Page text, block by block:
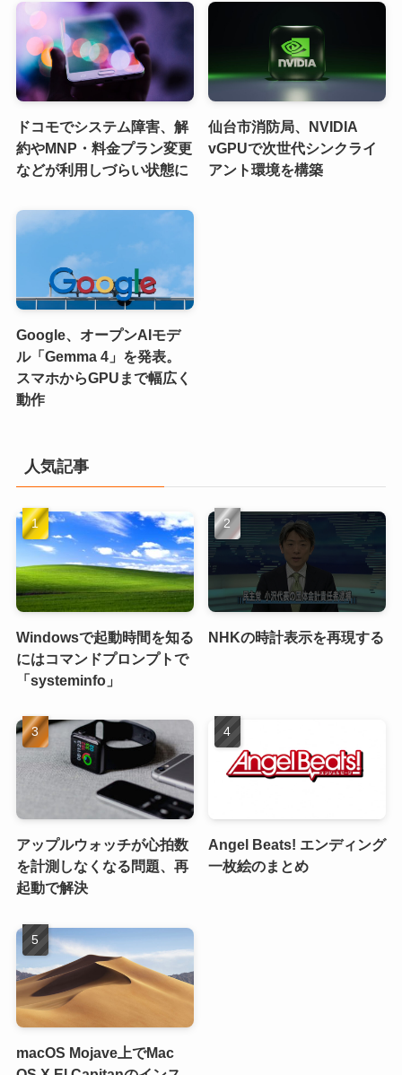
ドコモでシステム障害、解
約やMNP・料金プラン変更
などが利用しづらい状態に
仙台市消防局、NVIDIA
vGPUで次世代シンクライ
アント環境を構築
Google、オープンAIモデ
ル「Gemma 4」を発表。
スマホからGPUまで幅広く
動作
人気記事
Windowsで起動時間を知る
にはコマンドプロンプトで
「systeminfo」
NHKの時計表示を再現する
アップルウォッチが心拍数
を計測しなくなる問題、再
起動で解決
Angel Beats! エンディング
一枚絵のまとめ
macOS Mojave上でMac